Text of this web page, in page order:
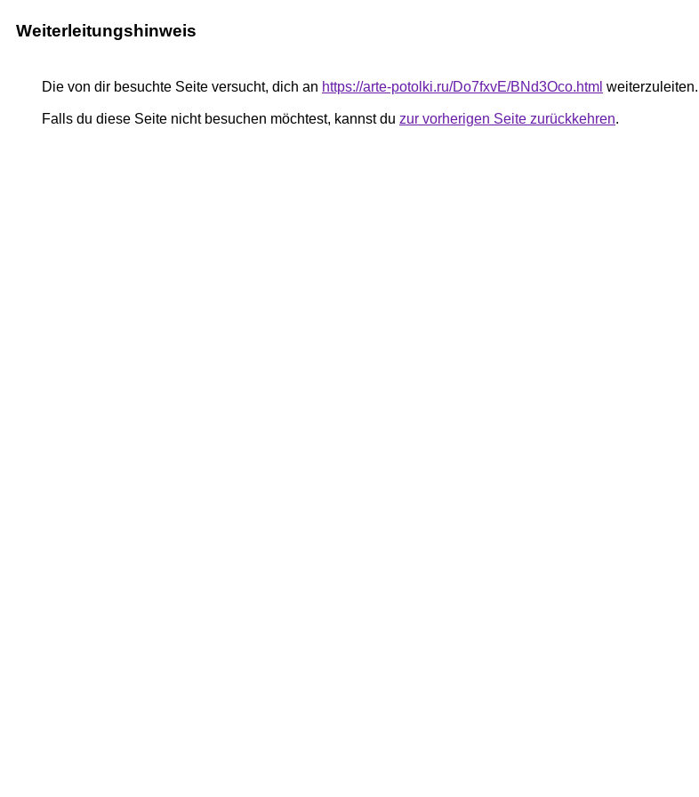
Weiterleitungshinweis
Die von dir besuchte Seite versucht, dich an https://arte-potolki.ru/Do7fxvE/BNd3Oco.html weiterzuleiten.
Falls du diese Seite nicht besuchen möchtest, kannst du zur vorherigen Seite zurückkehren.